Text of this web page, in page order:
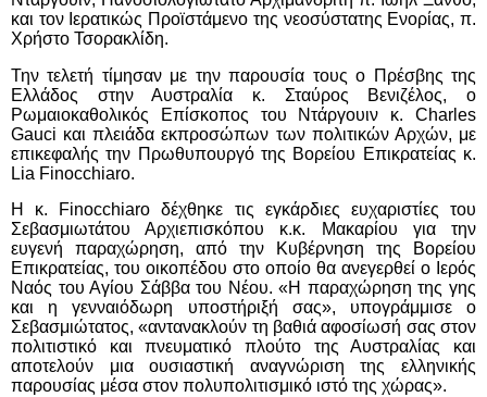
και τον Ιερατικώς Προϊστάμενο της νεοσύστατης Ενορίας, π.
Χρήστο Τσορακλίδη.
Την τελετή τίμησαν με την παρουσία τους ο Πρέσβης της
Ελλάδος στην Αυστραλία κ. Σταύρος Βενιζέλος, o
Ρωμαιοκαθολικός Επίσκοπος του Ντάργουιν κ. Charles
Gauci και πλειάδα εκπροσώπων των πολιτικών Αρχών, με
επικεφαλής την Πρωθυπουργό της Βορείου Επικρατείας κ.
Lia Finocchiaro.
Η κ. Finocchiaro δέχθηκε τις εγκάρδιες ευχαριστίες του
Σεβασμιωτάτου Αρχιεπισκόπου κ.κ. Μακαρίου για την
ευγενή παραχώρηση, από την Κυβέρνηση της Βορείου
Επικρατείας, του οικοπέδου στο οποίο θα ανεγερθεί ο Ιερός
Ναός του Αγίου Σάββα του Νέου. «Η παραχώρηση της γης
και η γενναιόδωρη υποστήριξή σας», υπογράμμισε
ο
Σεβασμιώτατος, «αντανακλούν τη βαθιά αφοσίωσή σας στον
πολιτιστικό και πνευματικό πλούτο της Αυστραλίας και
αποτελούν μια ουσιαστική αναγνώριση της ελληνικής
παρουσίας μέσα στον πολυπολιτισμικό ιστό της χώρας».